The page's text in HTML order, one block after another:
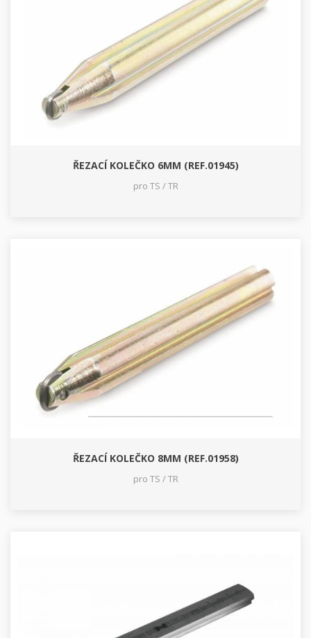
ŘEZACÍ KOLEČKO 6MM (REF.01945)
pro TS / TR
ŘEZACÍ KOLEČKO 8MM (REF.01958)
pro TS / TR